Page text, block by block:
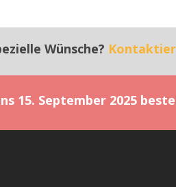
Wünsche?
15. September 2025